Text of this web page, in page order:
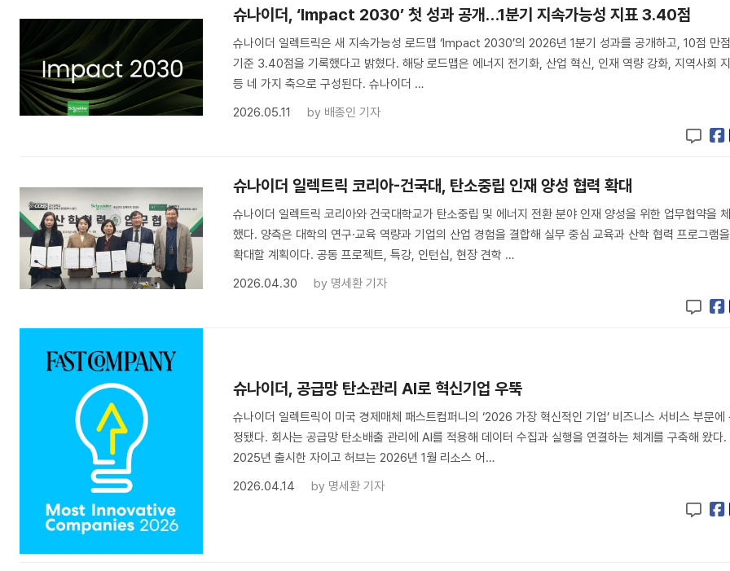
슈나이더, ‘Impact 2030’ 첫 성과 공개…1분기 지속가능성 지표 3.40점
슈나이더 일렉트릭은 새 지속가능성 로드맵 ‘Impact 2030’의 2026년 1분기 성과를 공개하고, 10점 만점
기준 3.40점을 기록했다고 밝혔다. 해당 로드맵은 에너지 전기화, 산업 혁신, 인재 역량 강화, 지역사회
등 네 가지 축으로 구성된다. 슈나이더 …
2026.05.11
by 배종인 기자
슈나이더 일렉트릭 코리아-건국대, 탄소중립 인재 양성 협력 확대
슈나이더 일렉트릭 코리아와 건국대학교가 탄소중립 및 에너지 전환 분야 인재 양성을 위한 업무협약을
했다. 양측은 대학의 연구·교육 역량과 기업의 산업 경험을 결합해 실무 중심 교육과 산학 협력 프로그램을
확대할 계획이다. 공동 프로젝트, 특강, 인턴십, 현장 견학 …
2026.04.30
by 명세환 기자
슈나이더, 공급망 탄소관리 AI로 혁신기업 우뚝
슈나이더 일렉트릭이 미국 경제매체 패스트컴퍼니의 ‘2026 가장 혁신적인 기업’ 비즈니스 서비스 부문에
정됐다. 회사는 공급망 탄소배출 관리에 AI를 적용해 데이터 수집과 실행을 연결하는 체계를 구축해 왔다.
2025년 출시한 자이고 허브는 2026년 1월 리소스 어…
2026.04.14
by 명세환 기자